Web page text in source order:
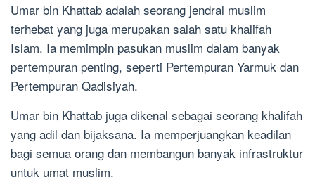
Umar bin Khattab adalah seorang jendral muslim
terhebat yang juga merupakan salah satu khalifah
Islam. Ia memimpin pasukan muslim dalam banyak
pertempuran penting, seperti Pertempuran Yarmuk dan
Pertempuran Qadisiyah.
Umar bin Khattab juga dikenal sebagai seorang khalifah
yang adil dan bijaksana. Ia memperjuangkan keadilan
bagi semua orang dan membangun banyak infrastruktur
untuk umat muslim.